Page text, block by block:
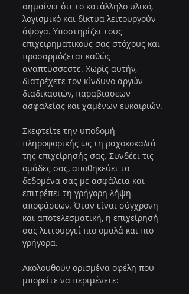
σημαίνει ότι το κατάλληλο υλικό,
λογισμικό και δίκτυα λειτουργούν
άψογα. Υποστηρίζει τους
επιχειρηματικούς σας στόχους και
προσαρμόζεται καθώς
αναπτύσσεστε. Χωρίς αυτήν,
διατρέχετε τον κίνδυνο αργών
διαδικασιών, παραβιάσεων
ασφαλείας και χαμένων ευκαιριών.
Σκεφτείτε την υποδομή
πληροφορικής ως τη ραχοκοκαλιά
της επιχείρησής σας. Συνδέει τις
ομάδες σας, αποθηκεύει τα
δεδομένα σας με ασφάλεια και
επιτρέπει τη γρήγορη λήψη
αποφάσεων. Όταν είναι σύγχρονη
και αποτελεσματική, η επιχείρησή
σας λειτουργεί πιο ομαλά και πιο
γρήγορα.
Ακολουθούν ορισμένα οφέλη που
μπορείτε να περιμένετε: